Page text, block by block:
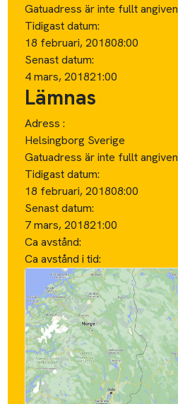
Gatuadress är inte fullt angiven
Tidigast datum:
18 februari, 201808:00
Senast datum:
4 mars, 201821:00
Lämnas
Adress :
Helsingborg Sverige
Gatuadress är inte fullt angiven
Tidigast datum:
18 februari, 201808:00
Senast datum:
7 mars, 201821:00
Ca avstånd:
Ca avstånd i tid: